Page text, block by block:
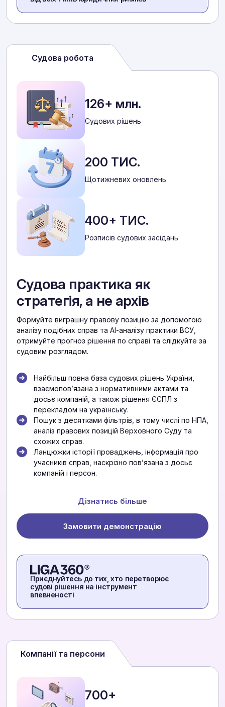
Судова робота
126+ млн.
Cудових рішень
200 ТИС.
Щотижневих оновлень
400+ ТИС.
Розписів судових засідань
Судова практика як
стратегія, а не архів
Формуйте виграшну правову позицію за допомогою
аналізу подібних справ та АІ-аналізу практики ВСУ,
отримуйте прогноз рішення по справі та слідкуйте за
судовим розглядом.
Найбільш повна база судових рішень України,
взаємоповʼязана з нормативними актами та
досьє компаній, а також рішення ЄСПЛ з
перекладом на українську.
Пошук з десятками фільтрів, в тому числі по НПА,
аналіз правових позицій Верховного Суду та
схожих справ.
Ланцюжки історії проваджень, інформація про
учасників справ, наскрізно повʼязана з досьє
компаній і персон.
Дізнатись більше
Замовити демонстрацію
Приєднуйтесь до тих, хто перетворює
судові рішення на інструмент
впевненості
Компанії та персони
700+